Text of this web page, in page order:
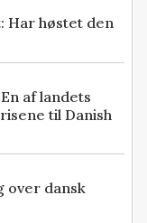
Har høstet den
af landets
til Danish
over dansk